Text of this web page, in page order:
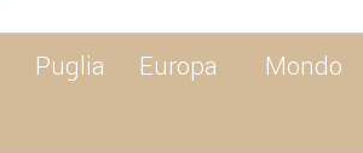
Puglia Europa Mondo